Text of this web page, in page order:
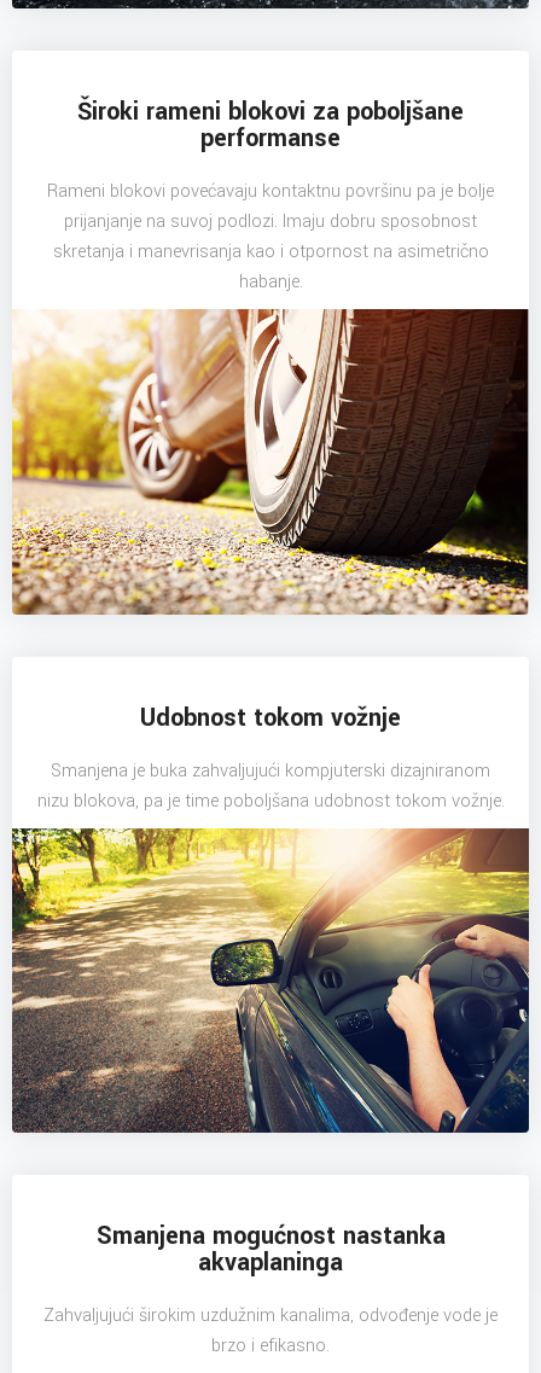
Široki rameni blokovi za poboljšane
performanse
Rameni blokovi povećavaju kontaktnu površinu pa je bolje
prijanjanje na suvoj podlozi. Imaju dobru sposobnost
skretanja i manevrisanja kao i otpornost na asimetrično
habanje.
Udobnost tokom vožnje
Smanjena je buka zahvaljujući kompjuterski dizajniranom
nizu blokova, pa je time poboljšana udobnost tokom vožnje.
Smanjena mogućnost nastanka
akvaplaninga
Zahvaljujući širokim uzdužnim kanalima, odvođenje vode je
brzo i efikasno.